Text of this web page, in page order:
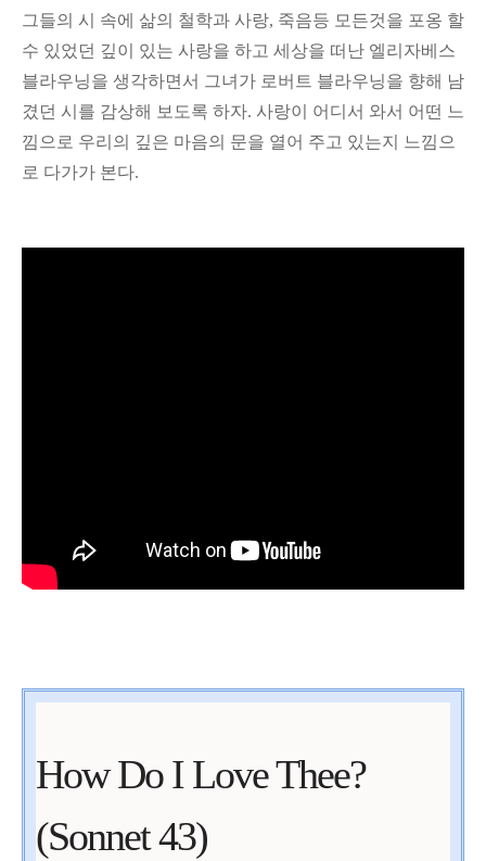
그들의 시 속에 삶의 철학과 사랑, 죽음등 모든것을 포옹 할
수 있었던 깊이 있는 사랑을 하고 세상을 떠난 엘리자베스
블라우닝을 생각하면서 그녀가 로버트 블라우닝을 향해 남
겼던 시를 감상해 보도록 하자. 사랑이 어디서 와서 어떤 느
낌으로 우리의 깊은 마음의 문을 열어 주고 있는지 느낌으
로 다가가 본다.
How Do I Love Thee?
(Sonnet 43)